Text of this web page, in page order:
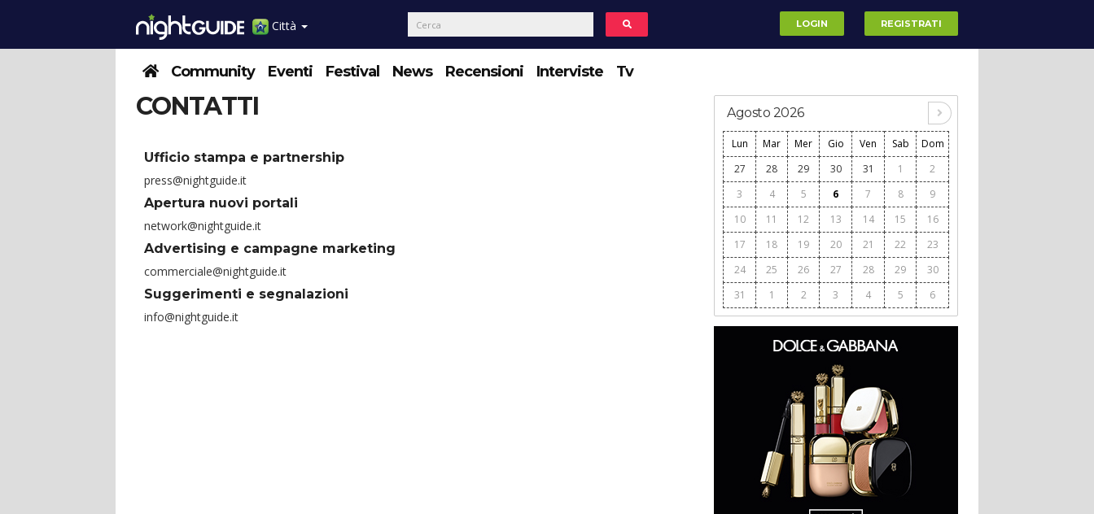
Città LOGIN REGISTRATI
Community Eventi Festival News Recensioni Interviste Tv
CONTATTI
Ufficio stampa e partnership
press@nightguide.it
Apertura nuovi portali
network@nightguide.it
Advertising e campagne marketing
commerciale@nightguide.it
Suggerimenti e segnalazioni
info@nightguide.it
Agosto 2026
Lun Mar Mer Gio Ven Sab
Dom
27
28 29 30 31 1
2
3
4 5 6 7 8
9
10
11 12 13 14 15
16
17
18 19 20 21 22
23
24
25 26 27 28 29
30
31
1 2 3 4 5 6